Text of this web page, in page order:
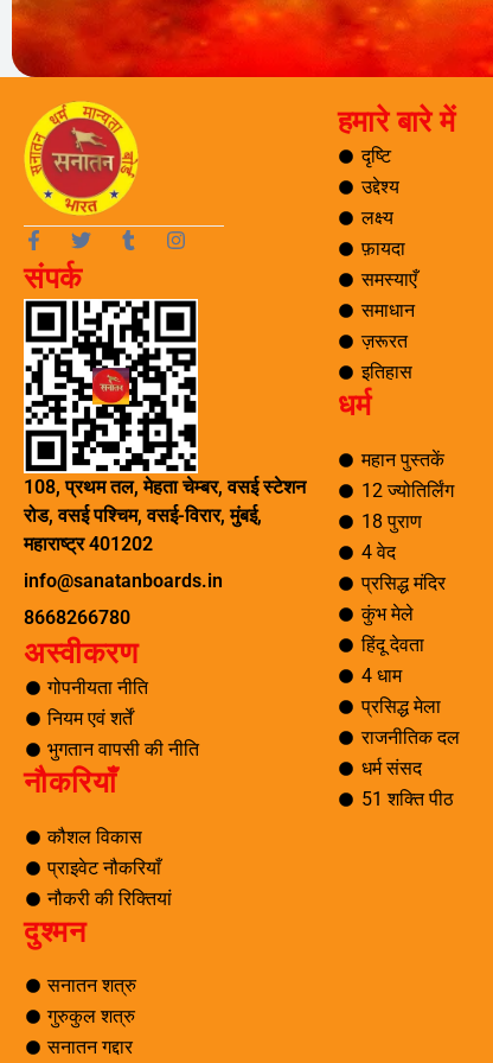
F
a
c
e
b
o
o
k
-
f
T
w
i
t
t
e
r
T
u
b
l
r
I
n
t
a
g
r
a
m
संपर्क
108, प्रथम तल, मेहता चेम्बर, वसई स्टेशन
रोड, वसई पश्चिम, वसई-विरार, मुंबई,
महाराष्ट्र 401202
info@sanatanboards.in
8668266780
अस्वीकरण
गोपनीयता नीति
नियम एवं शर्तें
भुगतान वापसी की नीति
नौकरियाँ
कौशल विकास
प्राइवेट नौकरियाँ
नौकरी की रिक्तियां
दुश्मन
सनातन शत्रु
गुरुकुल शत्रु
सनातन गद्दार
हमारे बारे में
दृष्टि
उद्देश्य
लक्ष्य
फ़ायदा
समस्याएँ
समाधान
ज़रूरत
इतिहास
धर्म
महान पुस्तकें
12 ज्योतिर्लिंग
18 पुराण
4 वेद
प्रसिद्ध मंदिर
कुंभ मेले
हिंदू देवता
4 धाम
प्रसिद्ध मेला
राजनीतिक दल
धर्म संसद
51 शक्ति पीठ